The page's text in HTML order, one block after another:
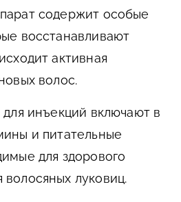
содержит особые
восстанавливают
активная
волос.
инъекций включают в
и питательные
для здорового
луковиц.